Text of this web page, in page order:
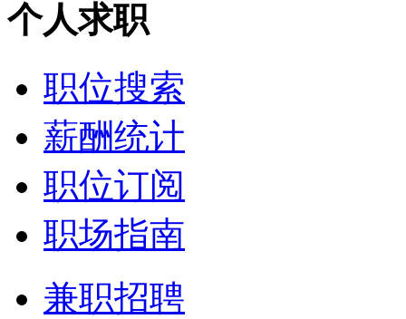
个人求职
职位搜索
薪酬统计
职位订阅
职场指南
兼职招聘